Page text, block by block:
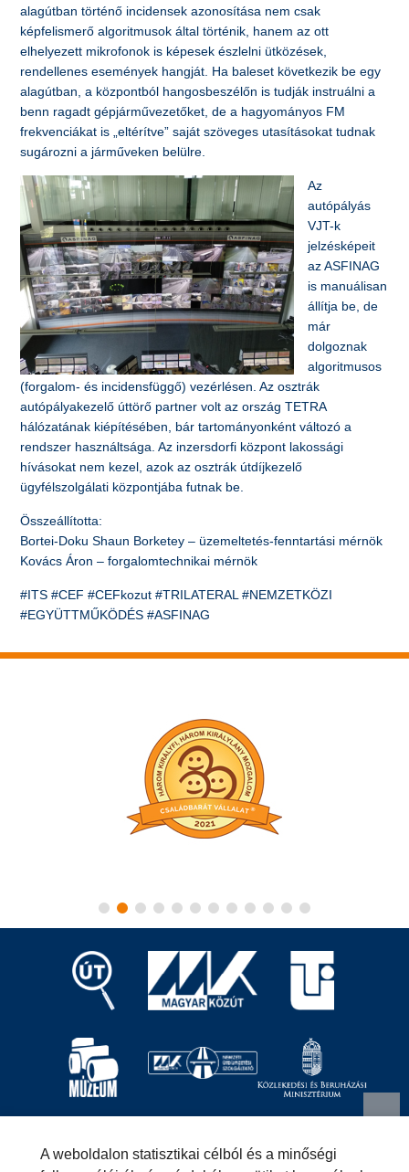
alagútban történő incidensek azonosítása nem csak
képfelismerő algoritmusok által történik, hanem az ott
elhelyezett mikrofonok is képesek észlelni ütközések,
rendellenes események hangját. Ha baleset következik be egy
alagútban, a központból hangosbeszélőn is tudják instruálni a
benn ragadt gépjárművezetőket, de a hagyományos FM
frekvenciákat is „eltérítve” saját szöveges utasításokat tudnak
sugározni a járműveken belülre.
Az
autópályás
VJT-k
jelzésképeit
az ASFINAG
is manuálisan
állítja be, de
már
dolgoznak
algoritmusos
(forgalom- és incidensfüggő) vezérlésen. Az osztrák
autópályakezelő úttörő partner volt az ország TETRA
hálózatának kiépítésében, bár tartományonként változó a
rendszer használtsága. Az inzersdorfi központ lakossági
hívásokat nem kezel, azok az osztrák útdíjkezelő
ügyfélszolgálati központjába futnak be.
Összeállította:
Bortei-Doku Shaun Borketey – üzemeltetés-fenntartási mérnök
Kovács Áron – forgalomtechnikai mérnök
#ITS #CEF #CEFkozut #TRILATERAL #NEMZETKÖZI
#EGYÜTTMŰKÖDÉS #ASFINAG
Elek utca 7-13.
+36 (1) 819-9000 info@kozut.hu
A weboldalon statisztikai célból és a minőségi